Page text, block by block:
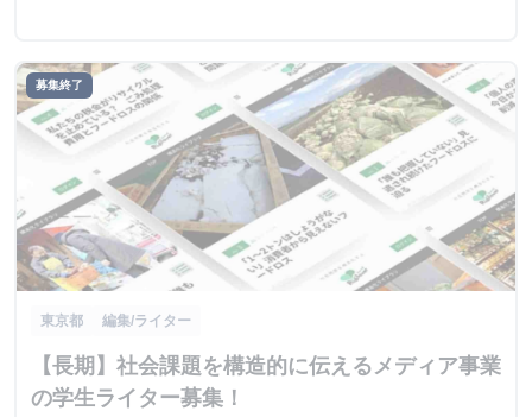
募集終了
東京都 編集/ライター
【長期】社会課題を構造的に伝えるメディア事業
の学生ライター募集！